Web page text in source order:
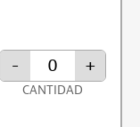
- +
CANTIDAD